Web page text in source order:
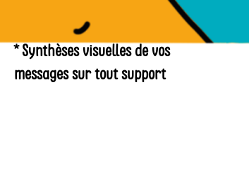
* Synthèses visuelles de vos
messages sur tout support